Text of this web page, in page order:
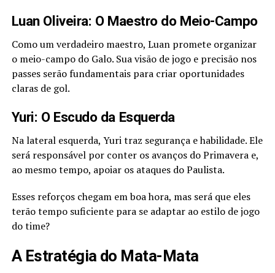
Luan Oliveira: O Maestro do Meio-Campo
Como um verdadeiro maestro, Luan promete organizar
o meio-campo do Galo. Sua visão de jogo e precisão nos
passes serão fundamentais para criar oportunidades
claras de gol.
Yuri: O Escudo da Esquerda
Na lateral esquerda, Yuri traz segurança e habilidade. Ele
será responsável por conter os avanços do Primavera e,
ao mesmo tempo, apoiar os ataques do Paulista.
Esses reforços chegam em boa hora, mas será que eles
terão tempo suficiente para se adaptar ao estilo de jogo
do time?
A Estratégia do Mata-Mata